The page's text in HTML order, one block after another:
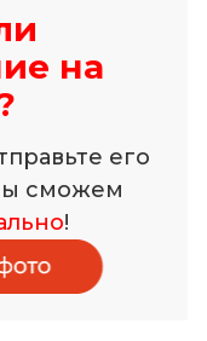
на
его
сможем
!